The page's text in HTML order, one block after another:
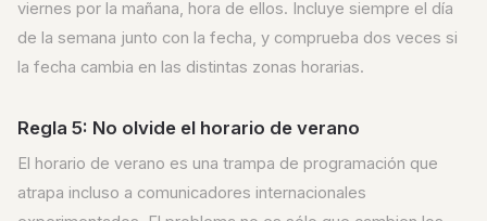
viernes por la mañana, hora de ellos. Incluye siempre el día
de la semana junto con la fecha, y comprueba dos veces si
la fecha cambia en las distintas zonas horarias.
Regla 5: No olvide el horario de verano
El horario de verano es una trampa de programación que
atrapa incluso a comunicadores internacionales